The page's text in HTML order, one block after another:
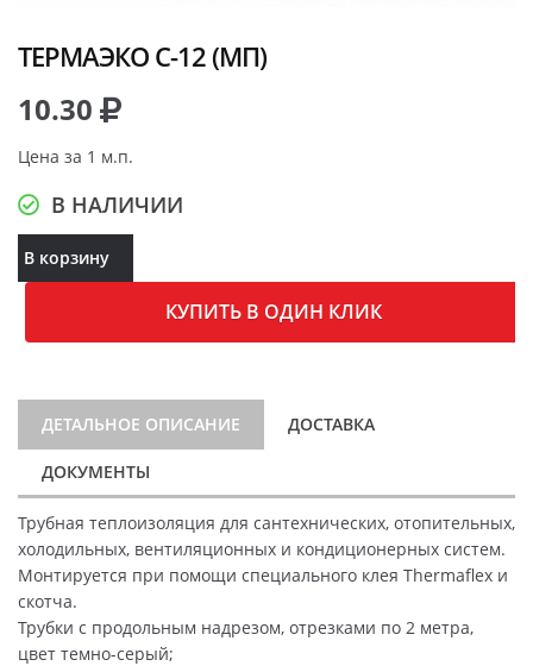
ТЕРМАЭКО C-12 (МП)
10.30
Цена за 1 м.п.
В НАЛИЧИИ
В корзину
КУПИТЬ В ОДИН КЛИК
ДЕТАЛЬНОЕ ОПИСАНИЕ ДОСТАВКА
ДОКУМЕНТЫ
Трубная теплоизоляция для сантехнических, отопительных,
холодильных, вентиляционных и кондиционерных систем.
Монтируется при помощи специального клея Thermaflex и
скотча.
Трубки с продольным надрезом, отрезками по 2 метра,
цвет темно-серый;